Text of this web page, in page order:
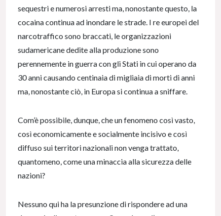
sequestri e numerosi arresti ma, nonostante questo, la
cocaina continua ad inondare le strade. I re europei del
narcotraffico sono braccati, le organizzazioni
sudamericane dedite alla produzione sono
perennemente in guerra con gli Stati in cui operano da
30 anni causando centinaia di migliaia di morti di anni
ma, nonostante ciò, in Europa si continua a sniffare.
Com’è possibile, dunque, che un fenomeno così vasto,
così economicamente e socialmente incisivo e così
diffuso sui territori nazionali non venga trattato,
quantomeno, come una minaccia alla sicurezza delle
nazioni?
Nessuno qui ha la presunzione di rispondere ad una